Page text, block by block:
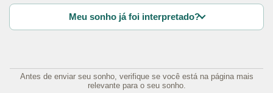
Meu sonho já foi interpretado?
Antes de enviar seu sonho, verifique se você está na página mais
relevante para o seu sonho.